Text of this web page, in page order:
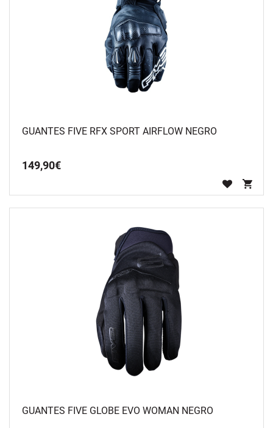
GUANTES FIVE RFX SPORT AIRFLOW NEGRO
149,90€
GUANTES FIVE GLOBE EVO WOMAN NEGRO